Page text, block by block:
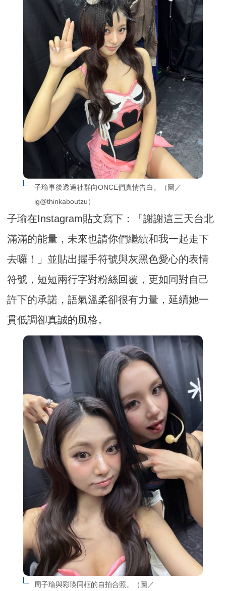
子瑜事後透過社群向ONCE們真情告白。（圖／
ig@thinkaboutzu）
子瑜在Instagram貼文寫下：「謝謝這三天台北
滿滿的能量，未來也請你們繼續和我一起走下
去囉！」並貼出握手符號與灰黑色愛心的表情
符號，短短兩行字對粉絲回覆，更如同對自己
許下的承諾，語氣溫柔卻很有力量，延續她一
貫低調卻真誠的風格。
周子瑜與彩瑛同框的自拍合照。（圖／